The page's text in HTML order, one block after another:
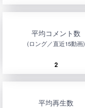
平均コメント数
(ロング／直近15動画)
2
平均再生数